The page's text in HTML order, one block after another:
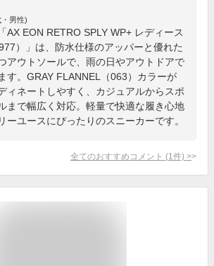
男性)
AX EON RETRO SPLY WP+ レディース
）」は、防水仕様のアッパーと優れた
アウトソールで、雨の日やアウトドアで
す。GRAY FLANNEL（063）カラーが
ィネートしやすく、カジュアルからスポ
まで幅広く対応。軽量で快適な履き心地
ーユースにぴったりのスニーカーです。
全てのおすすめコメント (1 件) >